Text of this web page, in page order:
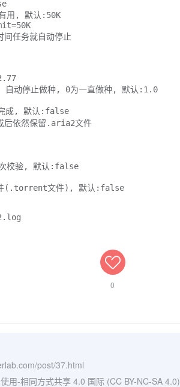
用, 默认:50K
任务就自动停止
自动停止做种, 0为一直做种, 默认:1.0
完成, 默认:false
后依然保留.aria2文件
次校验, 默认:false
件(.torrent文件), 默认:false
0
post/37.html
用-相同方式共享 4.0 国际 (CC BY-NC-SA 4.0)